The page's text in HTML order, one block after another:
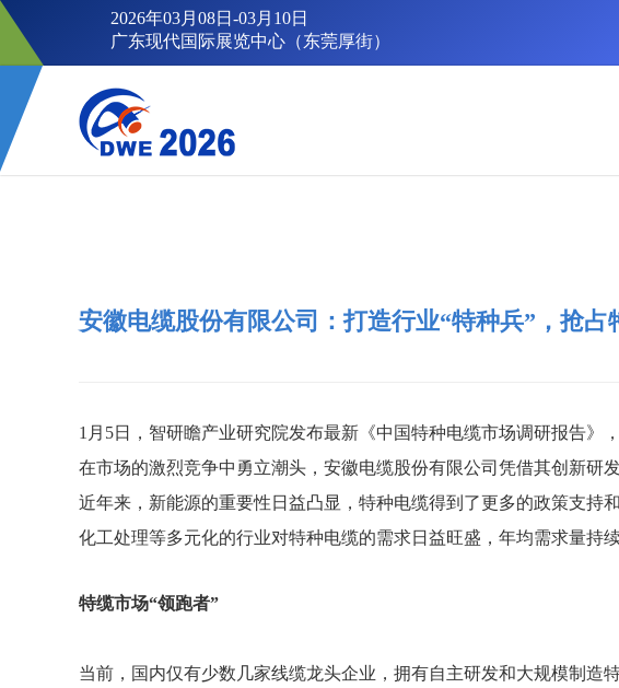
2026年03月08日-03月10日
广东现代国际展览中心（东莞厚街）
安徽电缆股份有限公司：打造行业“特种兵”，抢占
1月5日，智研瞻产业研究院发布最新《中国特种电缆市场调研报告》
在市场的激烈竞争中勇立潮头，安徽电缆股份有限公司凭借其创新研
近年来，新能源的重要性日益凸显，特种电缆得到了更多的政策支
化工处理等多元化的行业对特种电缆的需求日益旺盛，年均需求量持续
特缆市场“领跑者”
当前，国内仅有少数几家线缆龙头企业，拥有自主研发和大规模制造